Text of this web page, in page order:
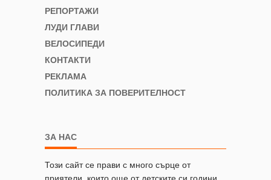
РЕПОРТАЖИ
ЛУДИ ГЛАВИ
ВЕЛОСИПЕДИ
КОНТАКТИ
РЕКЛАМА
ПОЛИТИКА ЗА ПОВЕРИТЕЛНОСТ
ЗА НАС
Този сайт се прави с много сърце от
приятели, които още от детските си години